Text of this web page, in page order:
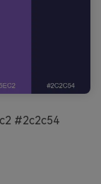
#2c2c54